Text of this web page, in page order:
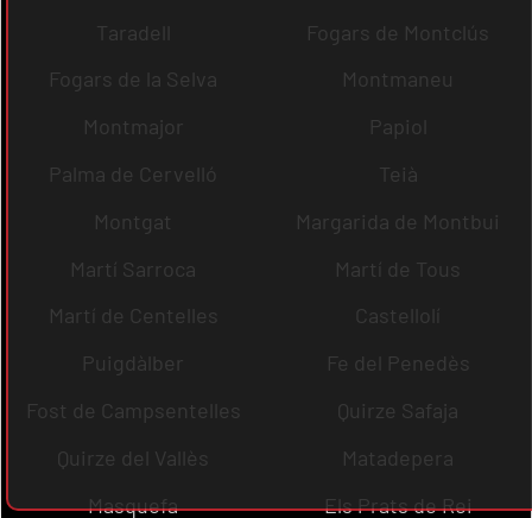
Taradell
Fogars de Montclús
Fogars de la Selva
Montmaneu
Montmajor
Papiol
Palma de Cervelló
Teià
Montgat
Margarida de Montbui
Martí Sarroca
Martí de Tous
Martí de Centelles
Castellolí
Puigdàlber
Fe del Penedès
Fost de Campsentelles
Quirze Safaja
Quirze del Vallès
Matadepera
Masquefa
Els Prats de Rei